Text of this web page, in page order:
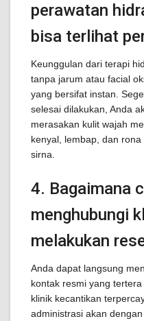
perawatan
bisa terlihat
Keunggulan dari terapi
tanpa jarum atau facial
yang bersifat instan.
selesai dilakukan, Anda
merasakan kulit wajah
kenyal, lembap, dan
sirna.
4. Bagaimana
menghubungi
melakukan
Anda dapat langsung
kontak resmi yang
klinik kecantikan
administrasi akan